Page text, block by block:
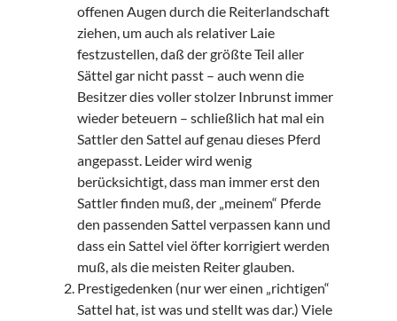
offenen Augen durch die Reiterlandschaft
ziehen, um auch als relativer Laie
festzustellen, daß der größte Teil aller
Sättel gar nicht passt – auch wenn die
Besitzer dies voller stolzer Inbrunst immer
wieder beteuern – schließlich hat mal ein
Sattler den Sattel auf genau dieses Pferd
angepasst. Leider wird wenig
berücksichtigt, dass man immer erst den
Sattler finden muß, der „meinem“ Pferde
den passenden Sattel verpassen kann und
dass ein Sattel viel öfter korrigiert werden
muß, als die meisten Reiter glauben.
Prestigedenken (nur wer einen „richtigen“
Sattel hat, ist was und stellt was dar.) Viele